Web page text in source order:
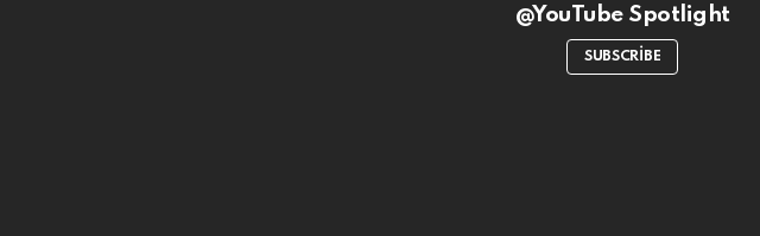
@YouTube Spotlight
SUBSCRIBE